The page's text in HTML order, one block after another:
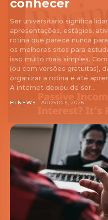
conhecer
Ser universitário significa
apresentações, estágios,
rotina que parece nunca
os melhores sites para
isso muito mais simples.
(ou com versões gratuitas),
organizar a rotina e até
A internet deixou de ser...
HI NEWS AGOSTO 6, 2026